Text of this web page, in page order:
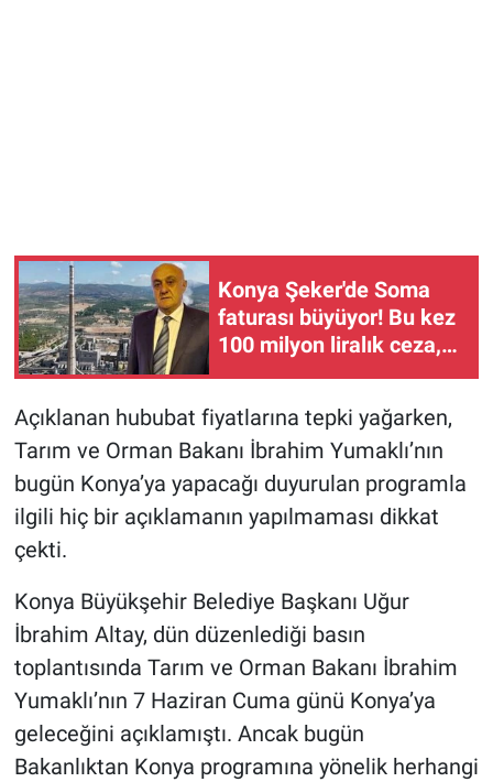
Konya Şeker'de Soma
faturası büyüyor! Bu kez
100 milyon liralık ceza,
genel müdür yardımcısı
Açıklanan hububat fiyatlarına tepki yağarken,
Tarım ve Orman Bakanı İbrahim Yumaklı’nın
bugün Konya’ya yapacağı duyurulan programla
ilgili hiç bir açıklamanın yapılmaması dikkat
çekti.
Konya Büyükşehir Belediye Başkanı Uğur
İbrahim Altay, dün düzenlediği basın
toplantısında Tarım ve Orman Bakanı İbrahim
Yumaklı’nın 7 Haziran Cuma günü Konya’ya
geleceğini açıklamıştı. Ancak bugün
Bakanlıktan Konya programına yönelik herhangi